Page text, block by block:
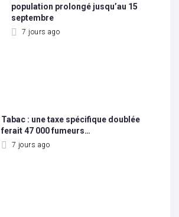
population prolongé jusqu’au 15
septembre
7 jours ago
Tabac : une taxe spécifique doublée
ferait 47 000 fumeurs…
7 jours ago